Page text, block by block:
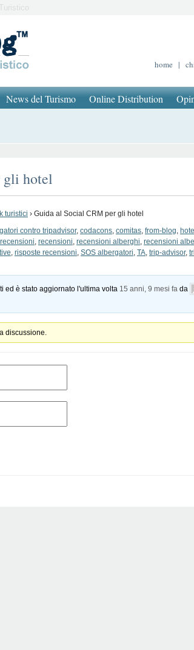
home |
News del Turismo Online Distribution
gli hotel
turistici › Guida al Social CRM per gli hotel
contro tripadvisor, codacons, comitas, from-blog,
, recensioni, recensioni alberghi, recensioni
, risposte recensioni, SOS albergatori, TA, trip-advisor,
ed è stato aggiornato l'ultima volta 15 anni, 9 mesi fa da
discussione.